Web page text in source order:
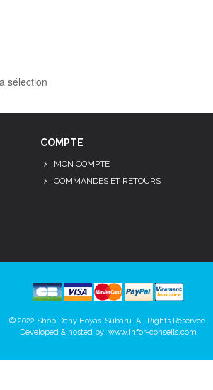
sélection
COMPTE
MON COMPTE
COMMANDES ET RETOURS
© 2022 Shop Dany Hoyas-Subaru. All Rights Reserved.
Developed & hosted by: www.infor-conseils.com